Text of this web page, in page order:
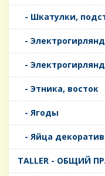
- Шкатулки,
-
-
- Этника, восток
- Ягоды
- Яйца
TALLER - ОБЩИЙ